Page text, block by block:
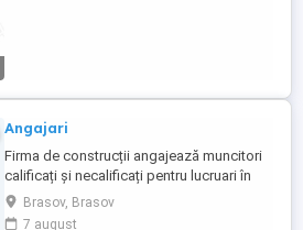
Angajari
Firma de construcții angajează muncitori
calificați și necalificați pentru lucruari în
construcții și amenajări interioare gleturi
regips tencuieli mecanizate gresie și
Brasov, Brasov
7 august